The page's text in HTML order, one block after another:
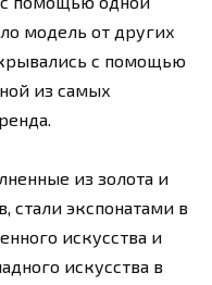
модель от других
с помощью
из самых
из золота и
стали экспонатами в
искусства и
искусства в